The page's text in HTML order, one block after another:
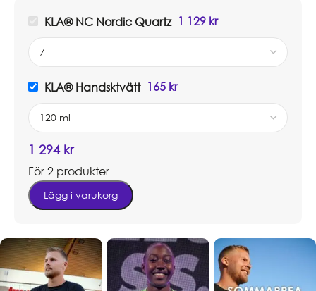
KLA® NC Nordic Quartz 1 129 kr
KLA® Handsktvätt 165 kr
1 294 kr
För 2 produkter
Lägg i varukorg